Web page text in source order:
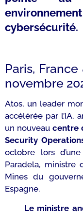
cybersécurité.
Paris,
novembre
Atos, un leader
accélérée par l’IA,
un nouveau centre
Security
octobre lors
Paradela, ministre
Mines du
Espagne.
Le ministre